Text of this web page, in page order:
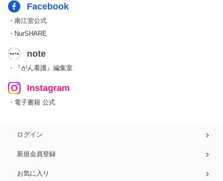
Facebook
・南江堂公式
・NurSHARE
note
・『がん看護』編集室
Instagram
・電子書籍 公式
ログイン
新規会員登録
お気に入り